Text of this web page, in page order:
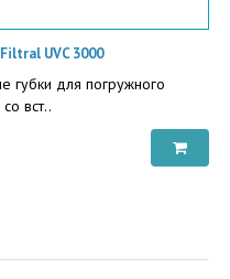
UVC 3000
губки для погружного
вст..